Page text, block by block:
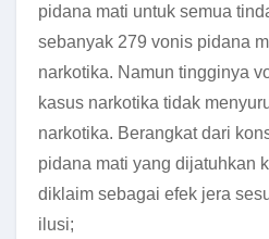
pidana mati untuk semua
sebanyak 279 vonis pidana
narkotika. Namun tingginya
kasus narkotika tidak
narkotika. Berangkat dari
pidana mati yang dijatuhkan
diklaim sebagai efek jera
ilusi;